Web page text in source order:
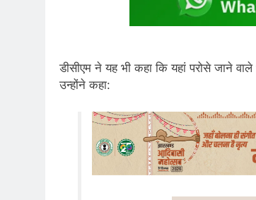
डीसीएम ने यह भी कहा कि यहां परोसे जाने
उन्होंने कहा: